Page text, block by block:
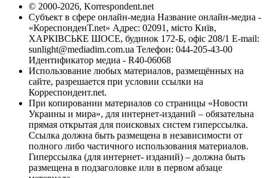
© 2000-2026, Korrespondent.net
Субъект в сфере онлайн-медиа Название онлайн-медиа -
«КореспонденТ.net» Адрес: 02091, місто Київ,
ХАРКІВСЬКЕ ШОСЕ, будинок 172-Б, офіс 208/1 E-mail:
sunlight@mediadim.com.ua Телефон: 044-205-43-00
Идентификатор медиа - R40-06068
Использование любых материалов, размещённых на
сайте, разрешается при условии ссылки на
Корреспондент.net.
При копировании материалов со страницы «Новости
Украины и мира», для интернет-изданий – обязательна
прямая открытая для поисковых систем гиперссылка.
Ссылка должна быть размещена в независимости от
полного либо частичного использования материалов.
Гиперссылка (для интернет- изданий) – должна быть
размещена в подзаголовке или в первом абзаце